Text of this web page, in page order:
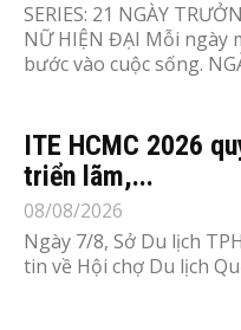
SERIES: 21 NGÀY
NỮ HIỆN ĐẠI Mỗi ngày
bước vào cuộc sống.
ITE HCMC 2026
triển lãm,...
08/08/2026
Ngày 7/8, Sở Du lịch
tin về Hội chợ Du lịch